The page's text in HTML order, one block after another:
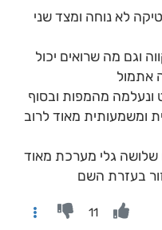
לא נוחה ומצד שני
וגם מה שרואים יכול
אתמול
מהמפות ובסוף
ומשמעותית מאוד לרוב
גלי מערכת מאוד
בעזרת השם
11